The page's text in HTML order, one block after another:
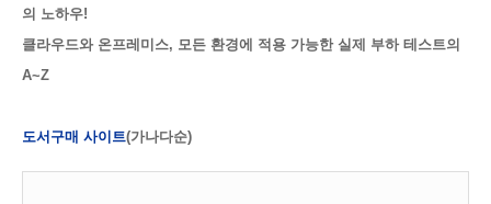
의 노하우!
클라우드와 온프레미스, 모든 환경에 적용 가능한 실제 부하 테스트의
A~Z
도서구매 사이트(가나다순)